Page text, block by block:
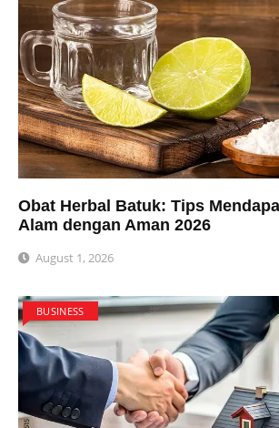
Obat Herbal Batuk: Tips
Alam dengan Aman 2026
August 1, 2026
BUSINESS